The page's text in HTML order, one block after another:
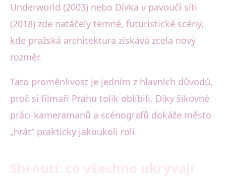
Underworld (2003) nebo Dívka v pavoučí síti
(2018) zde natáčely temné, futuristické scény,
kde pražská architektura získává zcela nový
rozměr.
Tato proměnlivost je jedním z hlavních důvodů,
proč si filmaři Prahu tolik oblíbili. Díky šikovné
práci kameramanů a scénografů dokáže město
„hrát“ prakticky jakoukoli roli.